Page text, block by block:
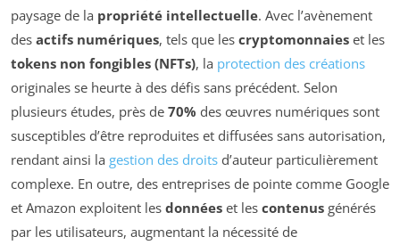
paysage de la propriété intellectuelle. Avec l’avènement
des actifs numériques, tels que les cryptomonnaies et les
tokens non fongibles (NFTs), la protection des créations
originales se heurte à des défis sans précédent. Selon
plusieurs études, près de 70% des œuvres numériques sont
susceptibles d’être reproduites et diffusées sans autorisation,
rendant ainsi la gestion des droits d’auteur particulièrement
complexe. En outre, des entreprises de pointe comme Google
et Amazon exploitent les données et les contenus générés
par les utilisateurs, augmentant la nécessité de